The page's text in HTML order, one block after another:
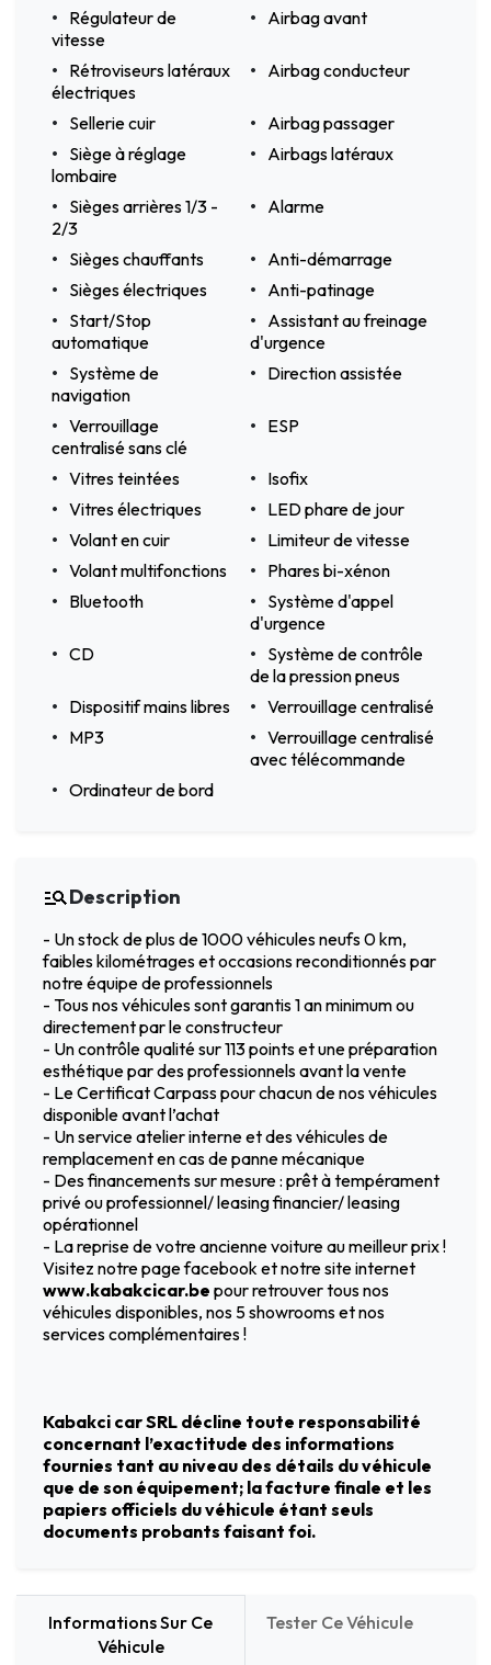
Régulateur de
vitesse
Airbag avant
Rétroviseurs latéraux
électriques
Airbag conducteur
Sellerie cuir
Airbag passager
Siège à réglage
lombaire
Airbags latéraux
Sièges arrières 1/3 -
2/3
Alarme
Sièges chauffants
Anti-démarrage
Sièges électriques
Anti-patinage
Start/Stop
automatique
Assistant au freinage
d'urgence
Système de
navigation
Direction assistée
Verrouillage
centralisé sans clé
ESP
Vitres teintées
Isofix
Vitres électriques
LED phare de jour
Volant en cuir
Limiteur de vitesse
Volant multifonctions
Phares bi-xénon
Bluetooth
Système d'appel
d'urgence
CD
Système de contrôle
de la pression pneus
Dispositif mains libres
Verrouillage centralisé
MP3
Verrouillage centralisé
avec télécommande
Ordinateur de bord
Description
- Un stock de plus de 1000 véhicules neufs 0 km,
faibles kilométrages et occasions reconditionnés par
notre équipe de professionnels
- Tous nos véhicules sont garantis 1 an minimum ou
directement par le constructeur
- Un contrôle qualité sur 113 points et une préparation
esthétique par des professionnels avant la vente
- Le Certificat Carpass pour chacun de nos véhicules
disponible avant l’achat
- Un service atelier interne et des véhicules de
remplacement en cas de panne mécanique
- Des financements sur mesure : prêt à tempérament
privé ou professionnel/ leasing financier/ leasing
opérationnel
- La reprise de votre ancienne voiture au meilleur prix !
Visitez notre page facebook et notre site internet
www.kabakcicar.be pour retrouver tous nos
véhicules disponibles, nos 5 showrooms et nos
services complémentaires !
Kabakci car SRL décline toute responsabilité
concernant l’exactitude des informations
fournies tant au niveau des détails du véhicule
que de son équipement; la facture finale et les
papiers officiels du véhicule étant seuls
documents probants faisant foi.
Informations Sur Ce
Véhicule
Tester Ce Véhicule